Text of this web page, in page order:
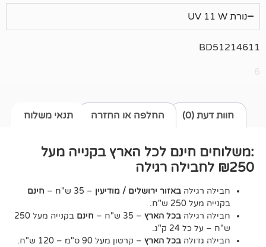
תנאי משלוח החלפה או החזרה
לכל הארץ בקנייה מעל
באזור ירושלים / מודיעין– 35 ש"ח –
חינם
בכל הארץ– 35 ש"ח – חינם
בקנייה מעל 250
בכל הארץ – קרטון מעל 90 ס"מ – 120 ש"ח.